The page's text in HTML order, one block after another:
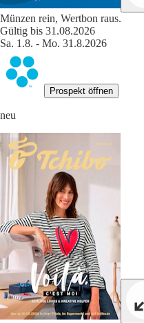
Münzen rein, Wertbon raus.
Gültig bis 31.08.2026
Sa. 1.8. - Mo. 31.8.2026
Prospekt öffnen
neu